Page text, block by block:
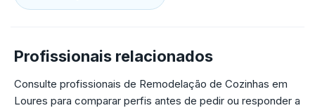
Profissionais relacionados
Consulte profissionais de Remodelação de Cozinhas em
Loures para comparar perfis antes de pedir ou responder a